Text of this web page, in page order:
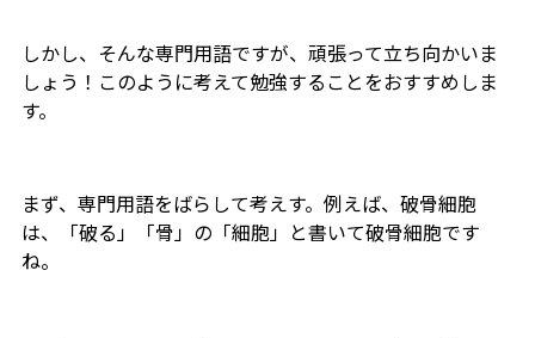
しかし、そんな専門用語ですが、頑張って立ち向かいま
しょう！このように考えて勉強することをおすすめしま
す。
まず、専門用語をばらして考えす。例えば、破骨細胞
は、「破る」「骨」の「細胞」と書いて破骨細胞です
ね。